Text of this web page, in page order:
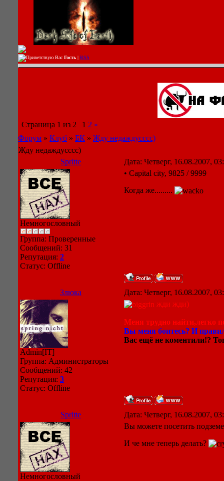
Приветствую Вас Гость | RSS
Страница 1 из 2 1 2 »
Форум » Клуб » БК » Жду недаждусссс)
Жду недаждусссс)
Spritte
Дата: Четверг, 16.08.2007,
Немногословный
Группа: Проверенные
Сообщений: 31
Репутация: 2
Статус: Offline
• Capital city, 9825 / 9999
Когда же.........
Злюка Дата: Четверг, 16.08.2007,
Admin[IT]
Группа: Администраторы
Сообщений: 42
Репутация: 3
Статус: Offline
жди жди)
Меня трудно найти,легко
Вы меня боитесь? И
Вас ещё не коментили!?
Spritte Дата: Четверг, 16.08.2007,
Немногословный
Вы можете посетить
И че мне теперь делать?